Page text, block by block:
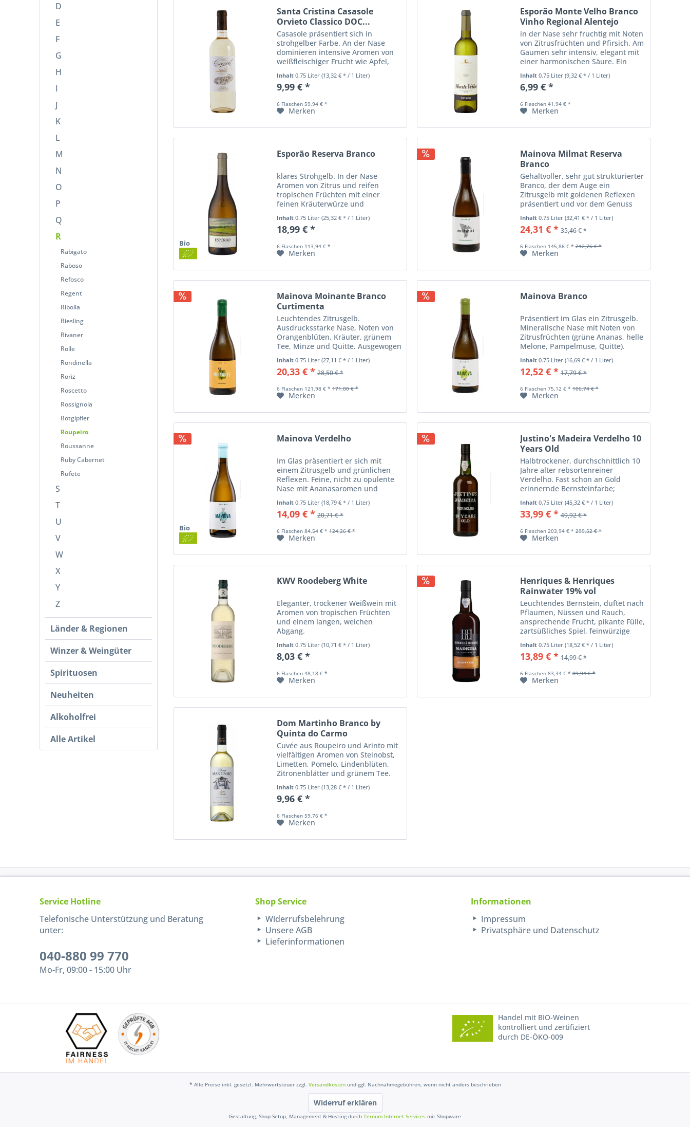
D
E
F
G
H
I
J
K
L
M
N
O
P
Q
R
Rabigato
Raboso
Refosco
Regent
Ribolla
Riesling
Rivaner
Rolle
Rondinella
Roriz
Roscetto
Rossignola
Rotgipfler
Roupeiro
Roussanne
Ruby Cabernet
Rufete
S
T
U
V
W
X
Y
Z
Länder & Regionen
Winzer & Weingüter
Spirituosen
Neuheiten
Alkoholfrei
Alle Artikel
Santa Cristina Casasole
Orvieto Classico DOC...
Casasole präsentiert sich in
strohgelber Farbe. An der Nase
dominieren intensive Aromen von
weißfleischiger Frucht wie Apfel,
Banane und Orangenschale, die
typisch für Procanico- und
Grechetto-Beeren sind. Am Gaumen
Inhalt 0.75 Liter (13,32 € * / 1 Liter)
9,99 € *
6 Flaschen 59,94 € *
Merken
Esporão Monte Velho Branco
Vinho Regional Alentejo
in der Nase sehr fruchtig mit Noten
von Zitrusfrüchten und Pfirsich. Am
Gaumen sehr intensiv, elegant mit
einer harmonischen Säure. Ein
Wein für jede Gelegenheit.
Inhalt 0.75 Liter (9,32 € * / 1 Liter)
6,99 € *
6 Flaschen 41,94 € *
Merken
Bio
Esporão Reserva Branco
klares Strohgelb. In der Nase
Aromen von Zitrus und reifen
tropischen Früchten mit einer
feinen Kräuterwürze und
Eichenholz. Im Mund sehr voll und
körperreich mit einer intensiven
Frucht und gut integriertem Holz.
Inhalt 0.75 Liter (25,32 € * / 1 Liter)
18,99 € *
6 Flaschen 113,94 € *
Merken
Mainova Milmat Reserva
Branco
Gehaltvoller, sehr gut strukturierter
Branco, der dem Auge ein
Zitrusgelb mit goldenen Reflexen
präsentiert und vor dem Genuss
unbedingt dekantiert werden sollte.
Intensive Nase, in der Aromen von
gelben Früchten dominieren
Inhalt 0.75 Liter (32,41 € * / 1 Liter)
24,31 € * 35,46 € *
6 Flaschen 145,86 € * 212,76 € *
Merken
Mainova Moinante Branco
Curtimenta
Leuchtendes Zitrusgelb.
Ausdrucksstarke Nase, Noten von
Orangenblüten, Kräuter, grünem
Tee, Minze und Quitte. Ausgewogen
am Gaumen, die gute Säurestruktur
sorgt für viel Frische, elegant im
Abgang, dicht.
Inhalt 0.75 Liter (27,11 € * / 1 Liter)
20,33 € * 28,50 € *
6 Flaschen 121,98 € * 171,00 € *
Merken
Mainova Branco
Präsentiert im Glas ein Zitrusgelb.
Mineralische Nase mit Noten von
Zitrusfrüchten (grüne Ananas, helle
Melone, Pampelmuse, Quitte).
Animierende Säure, herbe Frische,
voluminös am Gaumen. Eleganter
Branco mit mittellangem Nachhall,
Inhalt 0.75 Liter (16,69 € * / 1 Liter)
12,52 € * 17,79 € *
6 Flaschen 75,12 € * 106,74 € *
Merken
Bio
Mainova Verdelho
Im Glas präsentiert er sich mit
einem Zitrusgelb und grünlichen
Reflexen. Feine, nicht zu opulente
Nase mit Ananasaromen und
Zitrusfrüchten. Am Gaumen
kompakt und würzig, mit guter
Säurestruktur und feiner Textur
Inhalt 0.75 Liter (18,79 € * / 1 Liter)
14,09 € * 20,71 € *
6 Flaschen 84,54 € * 124,26 € *
Merken
Justino's Madeira Verdelho 10
Years Old
Halbtrockener, durchschnittlich 10
Jahre alter rebsortenreiner
Verdelho. Fast schon an Gold
erinnernde Bernsteinfarbe;
aromatische Nase mit getrockneten
Früchten. Mittlerer Körper mit
präsenter Säurestruktur, Noten von
Inhalt 0.75 Liter (45,32 € * / 1 Liter)
33,99 € * 49,92 € *
6 Flaschen 203,94 € * 299,52 € *
Merken
KWV Roodeberg White
Eleganter, trockener Weißwein mit
Aromen von tropischen Früchten
und einem langen, weichen
Abgang.
Inhalt 0.75 Liter (10,71 € * / 1 Liter)
8,03 € *
6 Flaschen 48,18 € *
Merken
Henriques & Henriques
Rainwater 19% vol
Leuchtendes Bernstein, duftet nach
Pflaumen, Nüssen und Rauch,
ansprechende Frucht, pikante Fülle,
zartsüßliches Spiel, feinwürzige
Eleganz, langer, würziger Abgang.
Inhalt 0.75 Liter (18,52 € * / 1 Liter)
13,89 € * 14,99 € *
6 Flaschen 83,34 € * 89,94 € *
Merken
Dom Martinho Branco by
Quinta do Carmo
Cuvée aus Roupeiro und Arinto mit
vielfältigen Aromen von Steinobst,
Limetten, Pomelo, Lindenblüten,
Zitronenblätter und grünem Tee.
Inhalt 0.75 Liter (13,28 € * / 1 Liter)
9,96 € *
6 Flaschen 59,76 € *
Merken
Service Hotline
Telefonische Unterstützung und Beratung
unter:
040-880 99 770
Mo-Fr, 09:00 - 15:00 Uhr
Shop Service
Widerrufsbelehrung
Unsere AGB
Lieferinformationen
Informationen
Impressum
Privatsphäre und Datenschutz
Handel mit BIO-Weinen
kontrolliert und zertifiziert
durch DE-ÖKO-009
* Alle Preise inkl. gesetzl. Mehrwertsteuer zzgl. Versandkostenund ggf. Nachnahmegebühren, wenn nicht anders beschrieben
Widerruf erklären
Gestaltung, Shop-Setup, Management & Hosting durch Ternum Internet Services mit Shopware